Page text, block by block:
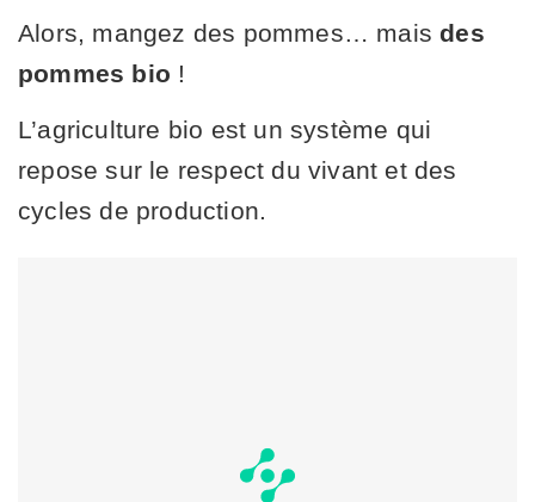
Alors, mangez des pommes… maisdes
pommes bio !
L’agriculture bio est un système qui
repose sur le respect du vivant et des
cycles de production.